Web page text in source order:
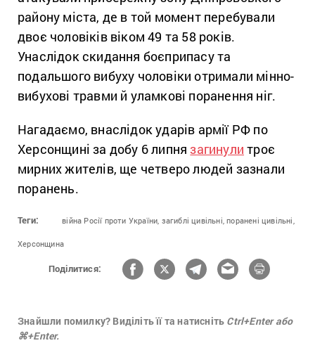
району міста, де в той момент перебували
двоє чоловіків віком 49 та 58 років.
Унаслідок скидання боєприпасу та
подальшого вибуху чоловіки отримали мінно-
вибухові травми й уламкові поранення ніг.
Нагадаємо, внаслідок ударів армії РФ по
Херсонщині за добу 6 липнязагинули троє
мирних жителів, ще четверо людей зазнали
поранень.
Теги: війна Росії проти України, загиблі цивільні, поранені цивільні,
Херсонщина
Поділитися:
Знайшли помилку? Виділіть її та натисніть Ctrl+Enter або
⌘+Enter.